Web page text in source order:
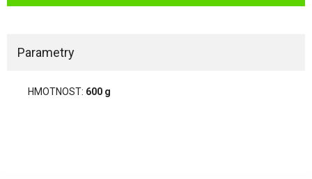
Parametry
HMOTNOST: 600 g